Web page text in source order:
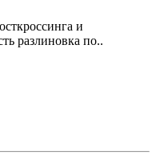
и
разлиновка по..